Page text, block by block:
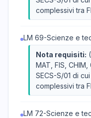
complessivi tra
LM 69-Scienze e
Nota requisiti:
MAT, FIS, CHIM,
SECS-S/01 di
complessivi tra
LM 72-Scienze e